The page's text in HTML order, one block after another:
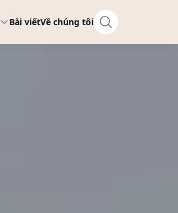
Bài viếtVề chúng tôi